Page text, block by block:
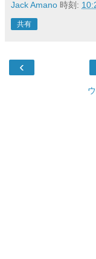
Jack Amano 時刻:
共有
‹